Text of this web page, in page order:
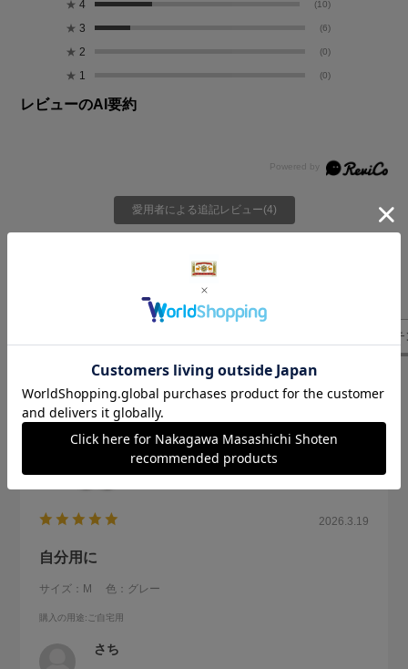
★ 4 (10)
★ 3 (6)
★ 2 (0)
★ 1 (0)
レビューのAI要約
愛用者による追記レビュー(4)
気になるレビューを表示
キッ
2026.3.19
自分用に
サイズ：M 色：グレー
購入の用途:ご自宅用
さち